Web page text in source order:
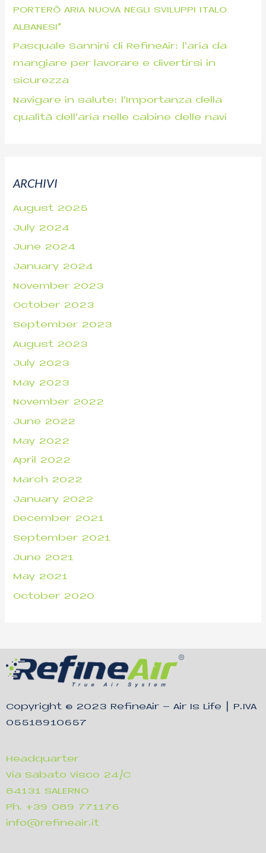
PORTERÒ ARIA NUOVA NEGLI SVILUPPI ITALO
ALBANESI”
Pasquale Sannini di RefineAir: l’aria da
mangiare per lavorare e divertirsi in
sicurezza
Navigare in salute: l’Importanza della
qualità dell’aria nelle cabine delle navi
ARCHIVI
August 2025
July 2024
June 2024
January 2024
November 2023
October 2023
September 2023
August 2023
July 2023
May 2023
November 2022
June 2022
May 2022
April 2022
March 2022
January 2022
December 2021
September 2021
June 2021
May 2021
October 2020
Copyright © 2023 RefineAir – Air Is Life | P.IVA
05518910657
Headquarter
Via Sabato Visco 24/C
84131 SALERNO
Ph. +39 089 771176
info@refineair.it